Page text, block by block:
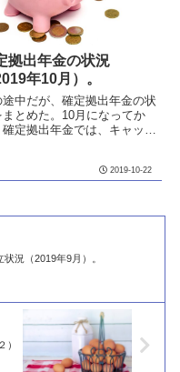
拠出年金の状況
年10月）。
途中だが、確定拠出年金の状
まとめた。10月になってか
確定拠出年金では、キャッシ
率を下げた。11月からもと
2019-10-22
況（2019年9月）。
）